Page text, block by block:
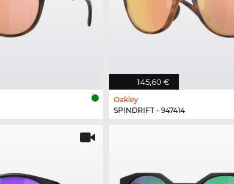
145,60 €
Oakley
SPINDRIFT - 947414